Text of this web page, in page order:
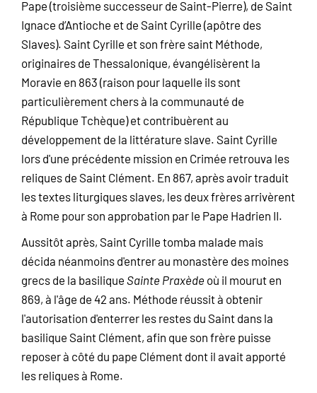
Pape (troisième successeur de Saint-Pierre), de Saint
Ignace d’Antioche et de Saint Cyrille (apôtre des
Slaves). Saint Cyrille et son frère saint Méthode,
originaires de Thessalonique, évangélisèrent la
Moravie en 863 (raison pour laquelle ils sont
particulièrement chers à la communauté de
République Tchèque) et contribuèrent au
développement de la littérature slave. Saint Cyrille
lors d'une précédente mission en Crimée retrouva les
reliques de Saint Clément. En 867, après avoir traduit
les textes liturgiques slaves, les deux frères arrivèrent
à Rome pour son approbation par le Pape Hadrien II.
Aussitôt après, Saint Cyrille tomba malade mais
décida néanmoins d'entrer au monastère des moines
grecs de la basilique Sainte Praxède où il mourut en
869, à l'âge de 42 ans. Méthode réussit à obtenir
l'autorisation d'enterrer les restes du Saint dans la
basilique Saint Clément, afin que son frère puisse
reposer à côté du pape Clément dont il avait apporté
les reliques à Rome.